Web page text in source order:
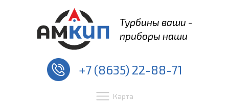
Турбины ваши -
приборы наши
+7 (8635) 22-88-71
Карта